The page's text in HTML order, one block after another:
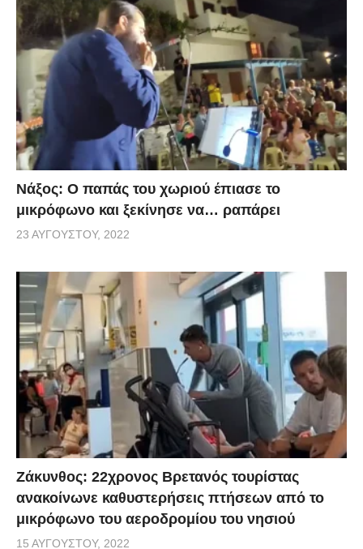
Νάξος: Ο παπάς του χωριού έπιασε το
μικρόφωνο και ξεκίνησε να… ραπάρει
23 ΑΥΓΟΎΣΤΟΥ, 2022
Ζάκυνθος: 22χρονος Βρετανός τουρίστας
ανακοίνωνε καθυστερήσεις πτήσεων από το
μικρόφωνο του αεροδρομίου του νησιού
15 ΑΥΓΟΎΣΤΟΥ, 2022